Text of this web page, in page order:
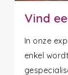
Vind
In onze
enkel